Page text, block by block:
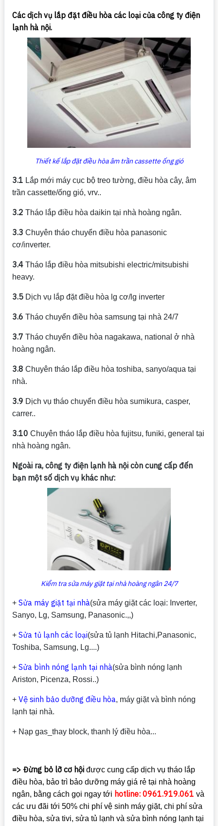
Các dịch vụ lắp đặt điều hòa các loại của công ty điện
lạnh hà nội.
Thiết kế lắp đặt điều hòa âm trần cassette ống gió
3.1 Lắp mới máy cục bộ treo tường, điều hòa cây, âm
trần cassette/ống gió, vrv..
3.2 Tháo lắp điều hòa daikin tại nhà hoàng ngân.
3.3 Chuyên tháo chuyển điều hòa panasonic
cơ/inverter.
3.4 Tháo lắp điều hòa mitsubishi electric/mitsubishi
heavy.
3.5 Dịch vụ lắp đặt điều hòa lg cơ/lg inverter
3.6 Tháo chuyển điều hòa samsung tại nhà 24/7
3.7 Tháo chuyển điều hòa nagakawa, national ở nhà
hoàng ngân.
3.8 Chuyên tháo lắp điều hòa toshiba, sanyo/aqua tại
nhà.
3.9 Dịch vụ tháo chuyển điều hòa sumikura, casper,
carrer..
3.10 Chuyên tháo lắp điều hòa fujitsu, funiki, general tại
nhà hoàng ngân.
Ngoài ra, công ty điện lạnh hà nội còn cung cấp đến
bạn một số dịch vụ khác như:
Kiểm tra sửa máy giặt tại nhà hoàng ngân 24/7
+ Sửa máy giặt tại nhà(sửa máy giặt các loại: Inverter,
Sanyo, Lg, Samsung, Panasonic.,,)
+ Sửa tủ lạnh các loại(sửa tủ lạnh Hitachi,Panasonic,
Toshiba, Samsung, Lg....)
+ Sửa bình nóng lạnh tại nhà(sửa bình nóng lạnh
Ariston, Picenza, Rossi..)
+ Vệ sinh bảo dưỡng điều hòa, máy giặt và bình nóng
lạnh tại nhà.
+ Nạp gas_thay block, thanh lý điều hòa...
=> Đừng bỏ lỡ cơ hội được cung cấp dịch vụ tháo lắp
điều hòa, bảo trì bảo dưỡng máy giá rẻ tại nhà hoàng
ngân, bằng cách gọi ngay tới hotline: 0961.919.061 và
các ưu đãi tới 50% chi phí vệ sinh máy giặt, chi phí sửa
điều hòa, sửa tivi, sửa tủ lạnh và sửa bình nóng lạnh tại